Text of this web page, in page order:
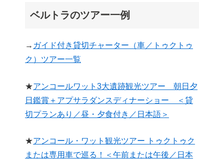
ベルトラのツアー一例
→ ガイド付き貸切チャーター（車／トゥクトゥ
ク）ツアー一覧
★アンコールワット3大遺跡観光ツアー 朝日夕
日鑑賞＋アプサラダンスディナーショー ＜貸
切プランあり／昼・夕食付き／日本語＞
★アンコール・ワット観光ツアー トゥクトゥク
または専用車で巡る！＜午前または午後／日本